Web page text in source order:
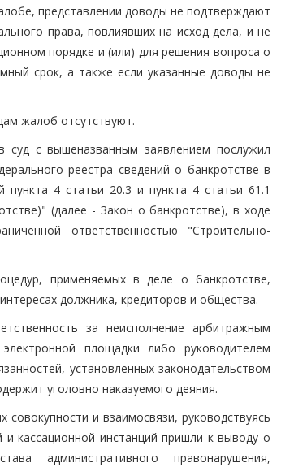
представлении доводы не подтверждают
права, повлиявших на исход дела, и не
порядке и (или) для решения вопроса о
срок, а также если указанные доводы не
жалоб отсутствуют.
суд с вышеназванным заявлением послужил
реестра сведений о банкротстве в
4 статьи 20.3 и пункта 4 статьи 61.1
(далее - Закон о банкротстве), в ходе
ответственностью "Строительно-
применяемых в деле о банкротстве,
должника, кредиторов и общества.
за неисполнение арбитражным
площадки либо руководителем
установленных законодательством
уголовно наказуемого деяния.
и взаимосвязи, руководствуясь
кассационной инстанций пришли к выводу о
административного правонарушения,